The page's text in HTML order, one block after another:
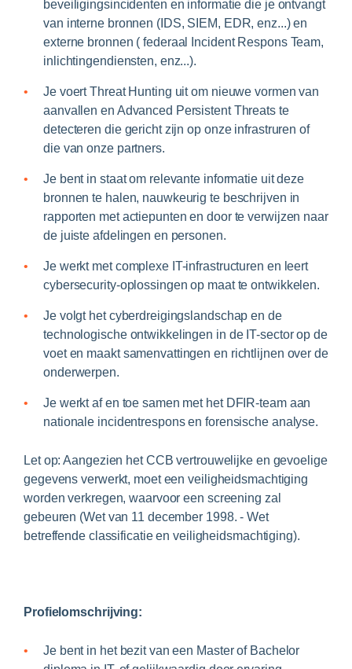
beveiligingsincidenten en informatie die je ontvangt
van interne bronnen (IDS, SIEM, EDR, enz...) en
externe bronnen ( federaal Incident Respons Team,
inlichtingendiensten, enz...).
Je voert Threat Hunting uit om nieuwe vormen van
aanvallen en Advanced Persistent Threats te
detecteren die gericht zijn op onze infrastruren of
die van onze partners.
Je bent in staat om relevante informatie uit deze
bronnen te halen, nauwkeurig te beschrijven in
rapporten met actiepunten en door te verwijzen naar
de juiste afdelingen en personen.
Je werkt met complexe IT-infrastructuren en leert
cybersecurity-oplossingen op maat te ontwikkelen.
Je volgt het cyberdreigingslandschap en de
technologische ontwikkelingen in de IT-sector op de
voet en maakt samenvattingen en richtlijnen over de
onderwerpen.
Je werkt af en toe samen met het DFIR-team aan
nationale incidentrespons en forensische analyse.
Let op: Aangezien het CCB vertrouwelijke en gevoelige
gegevens verwerkt, moet een veiligheidsmachtiging
worden verkregen, waarvoor een screening zal
gebeuren (Wet van 11 december 1998. - Wet
betreffende classificatie en veiligheidsmachtiging).
Profielomschrijving:
Je bent in het bezit van een Master of Bachelor